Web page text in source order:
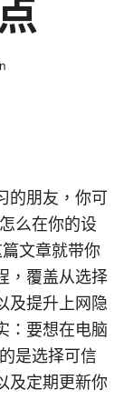
的朋友，你可
么在你的设
文章就带你
，覆盖从选择
及提升上网隐
：要想在电脑
是选择可信
及定期更新你